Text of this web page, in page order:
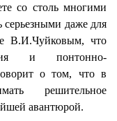
со столь многими
серьезными даже для
В.И.Чуйковым, что
и понтонно-
о том, что в
решительное
авантюрой.